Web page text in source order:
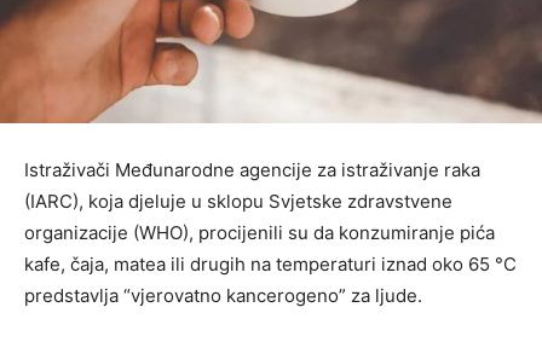
Istraživači Međunarodne agencije za istraživanje raka
(IARC), koja djeluje u sklopu Svjetske zdravstvene
organizacije (WHO), procijenili su da konzumiranje pića
kafe, čaja, matea ili drugih na temperaturi iznad oko 65 °C
predstavlja “vjerovatno kancerogeno” za ljude.